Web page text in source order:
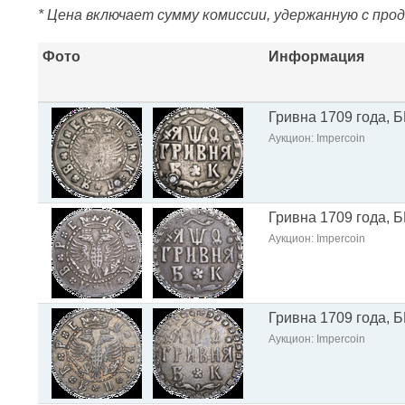
* Цена включает сумму комиссии, удержанную с
Фото Информация
Гривна 1709 года,
Аукцион: Impercoin
Гривна 1709 года,
Аукцион: Impercoin
Гривна 1709 года,
Аукцион: Impercoin